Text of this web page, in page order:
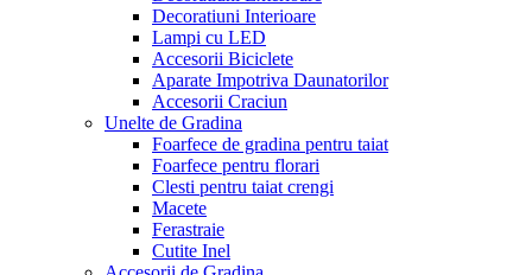
Decoratiuni Interioare
Lampi cu LED
Accesorii Biciclete
Aparate Impotriva Daunatorilor
Accesorii Craciun
Unelte de Gradina
Foarfece de gradina pentru taiat
Foarfece pentru florari
Clesti pentru taiat crengi
Macete
Ferastraie
Cutite Inel